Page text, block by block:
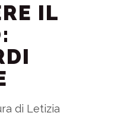
IL
di Letizia